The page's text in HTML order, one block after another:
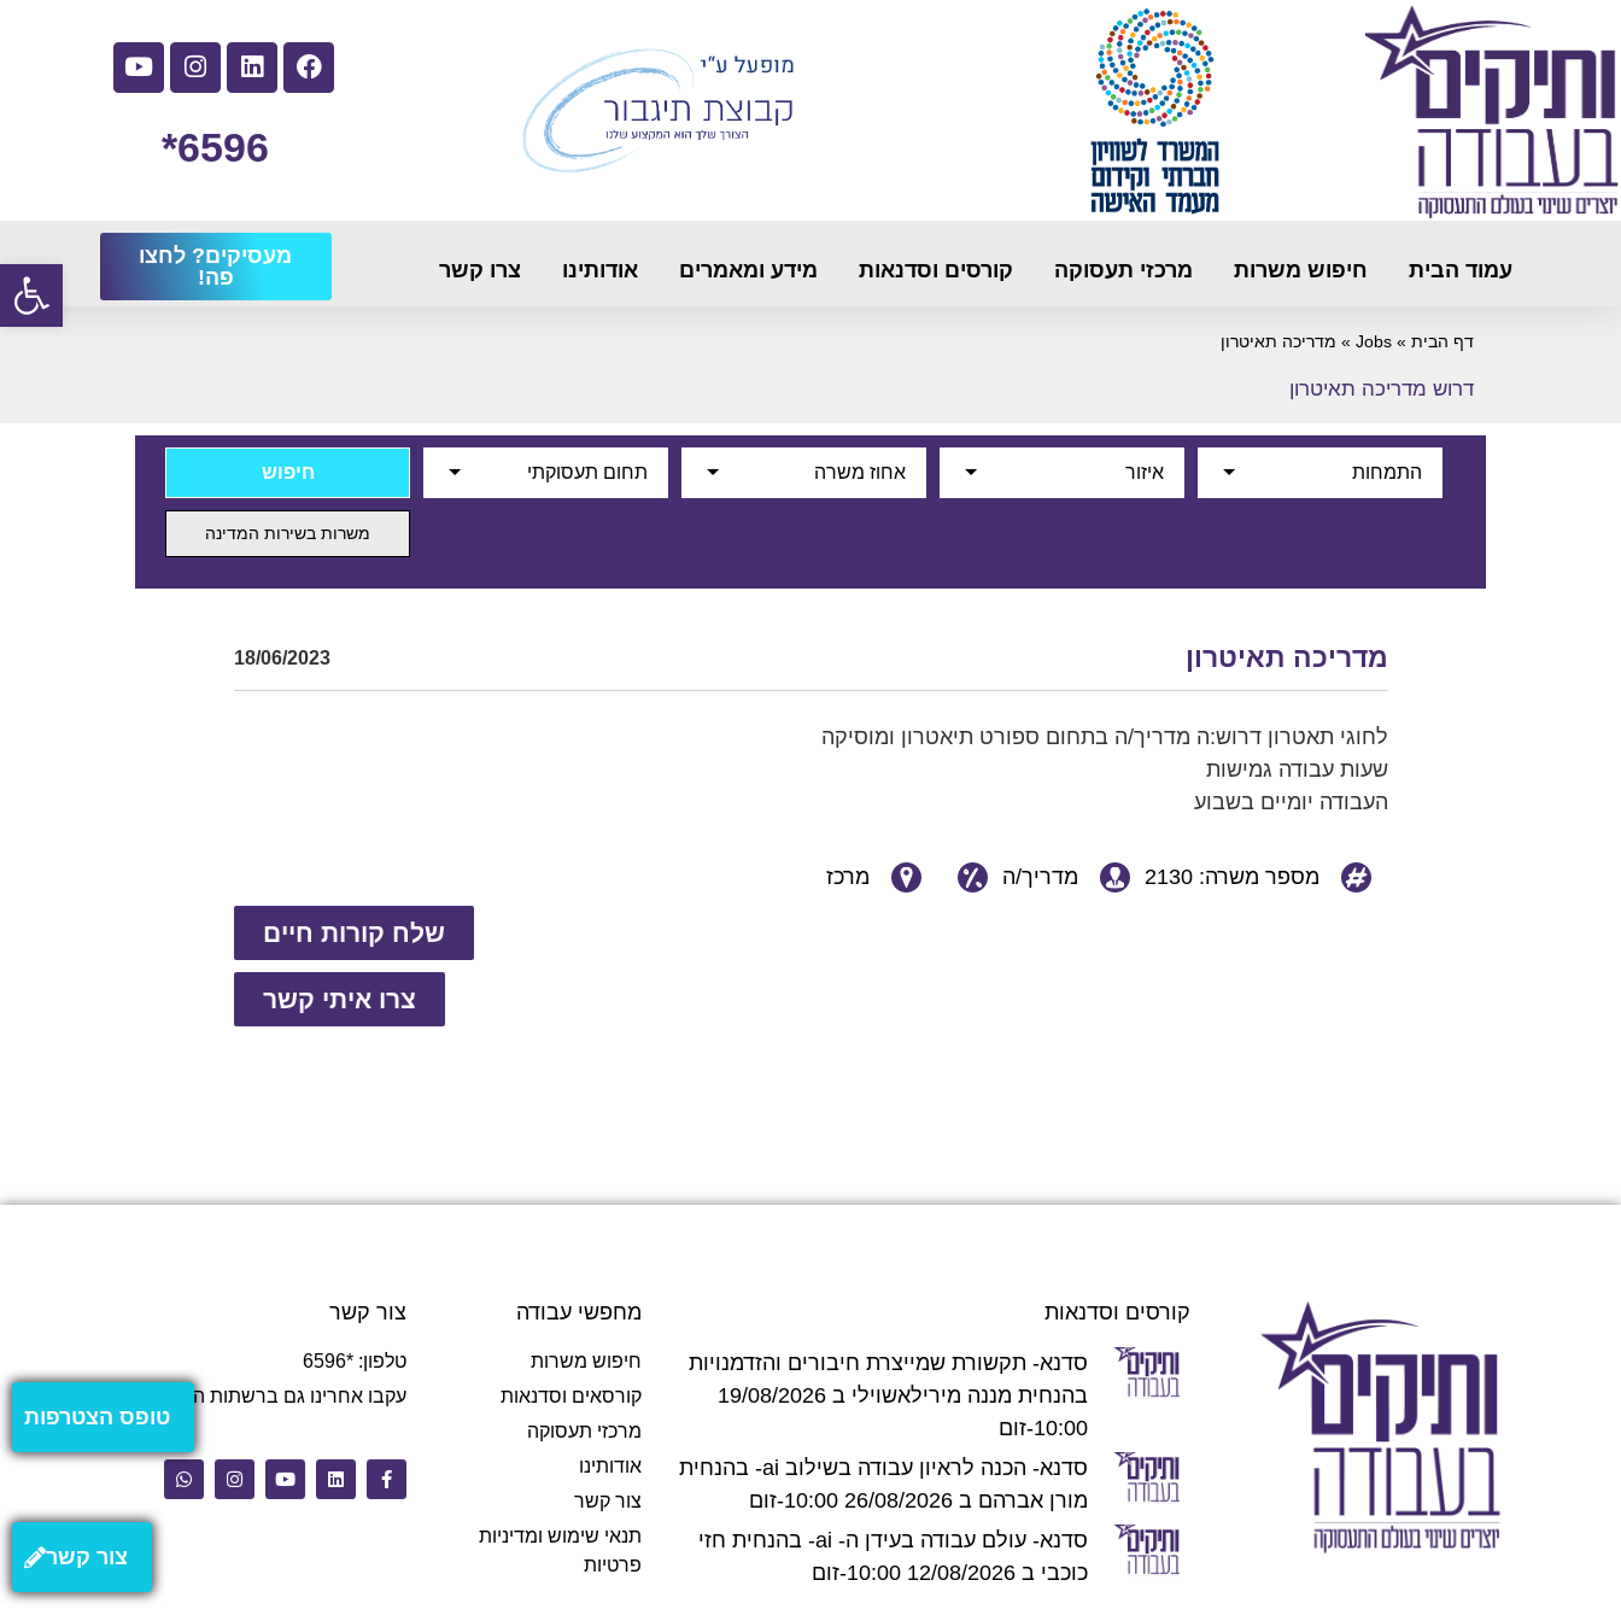
6596*
עמוד הבית חיפוש משרות מרכזי תעסוקה קורסים וסדנאות מידע ומאמרים אודותינו צרו קשר
מעסיקים? לחצו
פה!
דף הבית »
Jobs
» מדריכה תאיטרון
דרוש מדריכה תאיטרון
התמחות איזור אחוז משרה תחום תעסוקתי
משרות בשירות המדינה
מדריכה תאיטרון 18/06/2023
לחוגי תאטרון דרוש:ה מדריך/ה בתחום ספורט תיאטרון ומוסיקה
שעות עבודה גמישות
העבודה יומיים בשבוע
מספר משרה: 2130 מדריך/ה מרכז
שלח קורות חיים
צרו איתי קשר
צור קשר
טופס הצטרפות
קורסים וסדנאות
סדנא- תקשורת שמייצרת חיבורים והזדמנויות
בהנחית מננה מירילאשוילי ב 19/08/2026
10:00-זום
סדנא- הכנה לראיון עבודה בשילוב ai- בהנחית
מורן אברהם ב 26/08/2026 10:00-זום
סדנא- עולם עבודה בעידן ה- ai- בהנחית חזי
כוכבי ב 12/08/2026 10:00-זום
מחפשי עבודה
חיפוש משרות
קורסאים וסדנאות
מרכזי תעסוקה
אודותינו
צור קשר
תנאי שימוש ומדיניות
פרטיות
צור קשר
טלפון: *6596
עקבו אחרינו גם ברשתות החברתיות